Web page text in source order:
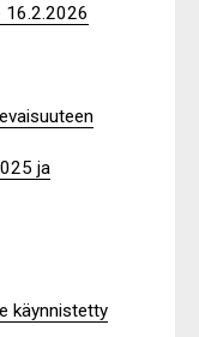
16.2.2026
ja
käynnistetty